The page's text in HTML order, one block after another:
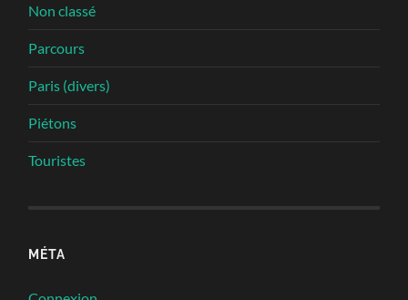
Non classé
Parcours
Paris (divers)
Piétons
Touristes
MÉTA